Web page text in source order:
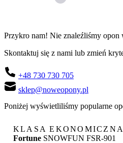
Przykro nam! Nie znaleźliśmy
Skontaktuj się z nami lub zmień
+48 730 730 705
sklep@noweopony.pl
Poniżej wyświetliliśmy popularne
KLASA EKONOMICZNA
Fortune SNOWFUN FSR-901